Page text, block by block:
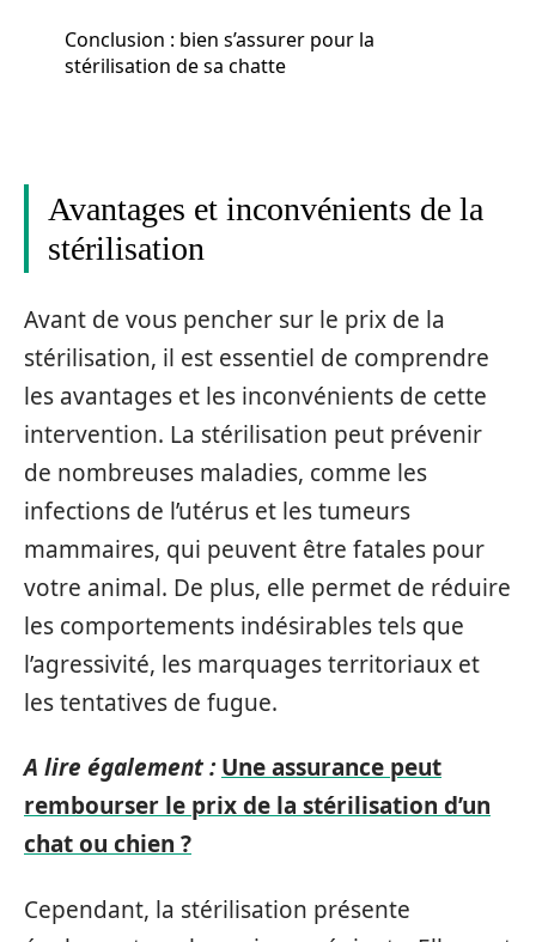
Conclusion : bien s’assurer pour la
stérilisation de sa chatte
Avantages et inconvénients de la
stérilisation
Avant de vous pencher sur le prix de la
stérilisation, il est essentiel de comprendre
les avantages et les inconvénients de cette
intervention. La stérilisation peut prévenir
de nombreuses maladies, comme les
infections de l’utérus et les tumeurs
mammaires, qui peuvent être fatales pour
votre animal. De plus, elle permet de réduire
les comportements indésirables tels que
l’agressivité, les marquages territoriaux et
les tentatives de fugue.
A lire également : Une assurance peut
rembourser le prix de la stérilisation d’un
chat ou chien ?
Cependant, la stérilisation présente